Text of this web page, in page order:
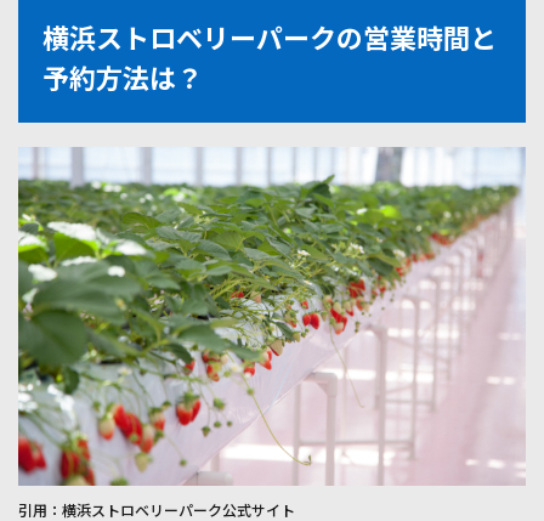
電車
＋バ
スで
クセ
ス
4.2
車で
のア
クセ
ス
5
横浜
スト
ロベ
リー
パー
ク
リニ
ュー
アル
横浜ストロベリーパークの営業時間と
予約方法は？
引用：横浜ストロベリーパーク公式サイト